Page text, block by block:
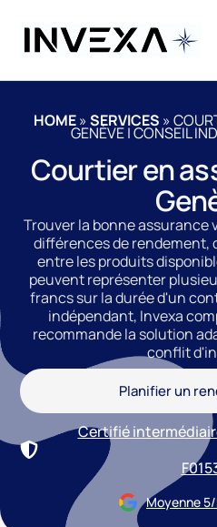
HOME»SERVICES »
GENÈVE | CONSEIL
Courtier en
Trouver la bonne assurance
différences de rendement,
entre les produits
peuvent représenter
francs sur la durée d'un
indépendant, Invexa
recommande la solution
conflit
Planifier un
Certifié
Moyenne